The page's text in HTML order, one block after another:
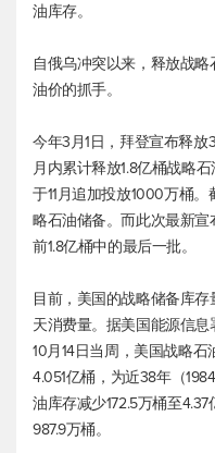
油库存。
自俄乌冲突以来，释放战略
油价的抓手。
今年3月1日，拜登宣布释
月内累计释放1.8亿桶战略
于11月追加投放1000万桶
略石油储备。而此次最新宣
前1.8亿桶中的最后一批。
目前，美国的战略储备库
天消费量。据美国能源信
10月14日当周，美国战略石
4.051亿桶，为近38年（
油库存减少172.5万桶至
987.9万桶。